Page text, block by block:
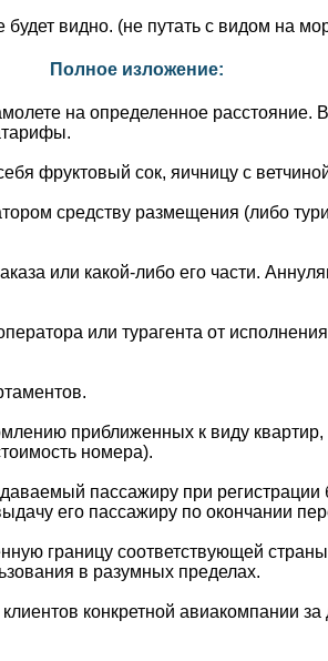
видно. (не путать с видом на
Полное изложение:
на определенное расстояние.
фруктовый сок, яичницу с
средству размещения (либо
или какой-либо его части.
или турагента от
приближенных к виду
номера).
пассажиру при
его пассажиру по окончании
границу соответствующей
в разумных пределах.
конкретной авиакомпании за